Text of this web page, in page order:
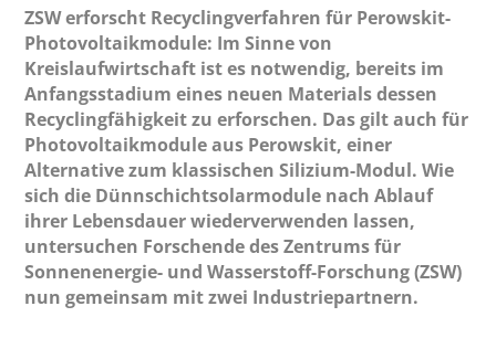
ZSW erforscht Recyclingverfahren für Perowskit-
Photovoltaikmodule: Im Sinne von
Kreislaufwirtschaft ist es notwendig, bereits im
Anfangsstadium eines neuen Materials dessen
Recyclingfähigkeit zu erforschen. Das gilt auch für
Photovoltaikmodule aus Perowskit, einer
Alternative zum klassischen Silizium-Modul. Wie
sich die Dünnschichtsolarmodule nach Ablauf
ihrer Lebensdauer wiederverwenden lassen,
untersuchen Forschende des Zentrums für
Sonnenenergie- und Wasserstoff-Forschung (ZSW)
nun gemeinsam mit zwei Industriepartnern.